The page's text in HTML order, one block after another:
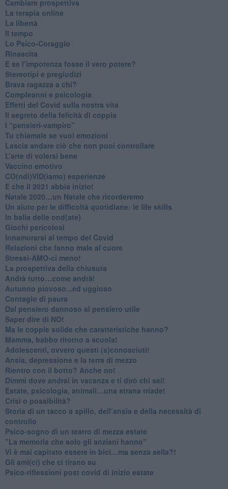
​Cambiare prospettiva
La terapia online
La libertà
​Il tempo
​Lo Psico-Coraggio
Rinascita
​E se l’impotenza fosse il vero potere?
Stereotipi e pregiudizi
​Brava ragazza a chi?
​Compleanni e psicologia
Effetti del Covid sulla nostra vita
Il segreto della felicità di coppia
​I “pensieri-vampiro”
​Tu chiamale se vuoi emozioni
​Lascia andare ciò che non puoi controllare
L’arte di volersi bene
​Vaccino emotivo
CO(ndi)VID(iamo) esperienze
​E che il 2021 abbia inizio!
​Natale 2020…un Natale che ricorderemo
Un aiuto per le difficoltà quotidiane: le life skills
​In balia delle ond(ate)
Giochi pericolosi
Innamorarsi al tempo del Covid
​Relazioni che fanno male al cuore
​Stressi-AMO-ci meno!
​La prospettiva della chiusura
​Andrà tutto…come andrà!
Autunno piovoso...ed uggioso
​Contagio di paura
​Dal pensiero dannoso al pensiero utile
​Saper dire di NO!
​Ma le coppie solide che caratteristiche hanno?
​Mamma, babbo ritorno a scuola!
Adolescenti, ovvero questi (s)conosciuti!
Ansia, depressione e la terra di mezzo
​Rientro con il botto? Anche no!
Dimmi dove andrai in vacanza e ti dirò chi sei!
​Estate, psicologia, animali…una strana triade!
​Crisi o possibilità?
​Storia di un tacco a spillo, dell’ansia e della necessità di
controllo
​Psico-sogno di un teatro di mezza estate
"La memoria che solo gli anziani hanno"
​Vi è mai capitato essere in bici…ma senza sella?!
​Gli ami(ci) che ci tirano su
Psico-riflessioni post covid di inizio estate